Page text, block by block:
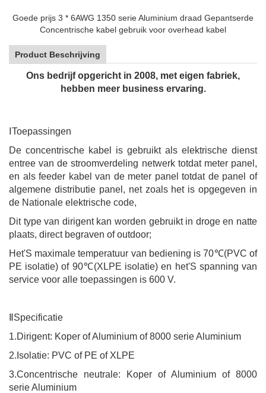
Goede prijs 3 * 6AWG 1350 serie Aluminium draad Gepantserde
Concentrische kabel gebruik voor overhead kabel
Product Beschrijving
Ons bedrijf opgericht in 2008, met eigen fabriek,
hebben meer business ervaring.
Toepassingen
De concentrische kabel is gebruikt als elektrische dienst
entree van de stroomverdeling netwerk totdat meter panel,
en als feeder kabel van de meter panel totdat de panel of
algemene distributie panel, net zoals het is opgegeven in
de Nationale elektrische code,
Dit type van dirigent kan worden gebruikt in droge en natte
plaats, direct begraven of outdoor;
Het'S maximale temperatuur van bediening is 70℃(PVC of
PE isolatie) of 90℃(XLPE isolatie) en het'S spanning van
service voor alle toepassingen is 600 V.
Specificatie
1.Dirigent: Koper of Aluminium of 8000 serie Aluminium
2. Isolatie: PVC of PE of XLPE
3.Concentrische neutrale: Koper of Aluminium of 8000
serie Aluminium